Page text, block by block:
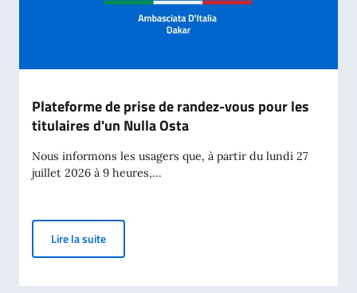
Plateforme de prise de randez-vous pour les
titulaires d'un Nulla Osta
Nous informons les usagers que, à partir du lundi 27
juillet 2026 à 9 heures,...
Lire la suitePlateforme de prise de randez-vous pour les